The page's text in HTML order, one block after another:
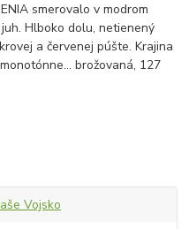
smerovalo v modrom
Hlboko dolu, netienený
a červenej púšte. Krajina
brožovaná, 127
Vojsko